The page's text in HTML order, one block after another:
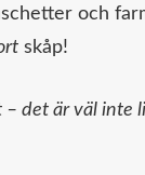
och
skåp!
det är väl inte